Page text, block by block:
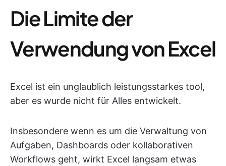
Die Limite der
Verwendung von Excel
Excel ist ein unglaublich leistungsstarkes tool,
aber es wurde nicht für Alles entwickelt.
Insbesondere wenn es um die Verwaltung von
Aufgaben, Dashboards oder kollaborativen
Workflows geht, wirkt Excel langsam etwas